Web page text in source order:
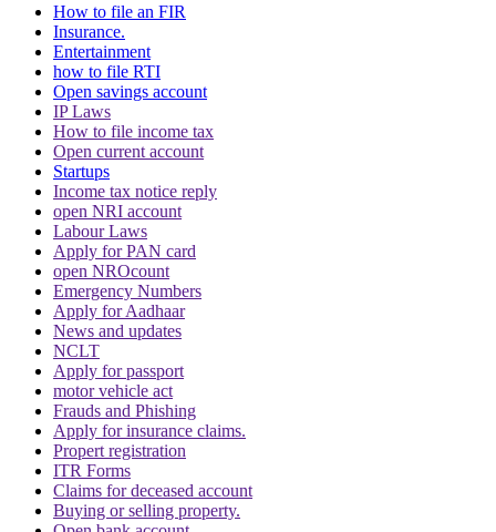
CJI पर जूता फेंकने वाले वकील की बढ़ी मुश्किलें, AG
ने 'अवमानना' की कार्यवाही शुरू करने की इजाजत दी
पर्सनैलिटी राइट्स मामले में ऋतिक रोशन को मिली
Delhi HC को बड़ी राहत, कहा- ऑनलाइन प्लेटफॉर्म्स
को ऐसे पोस्ट हटाने होंगे
दिवाली पर Delhi-NCR के लोग फोड़ सकेंगे पटाखें,
इन शर्तों के साथ सुप्रीम कोर्ट ने दी ये इजाजत
How to file an FIR
Insurance.
Entertainment
how to file RTI
Open savings account
IP Laws
How to file income tax
Open current account
Startups
Income tax notice reply
open NRI account
Labour Laws
Apply for PAN card
open NROcount
Emergency Numbers
Apply for Aadhaar
News and updates
NCLT
Apply for passport
motor vehicle act
Frauds and Phishing
Apply for insurance claims.
Propert registration
ITR Forms
Claims for deceased account
Buying or selling property.